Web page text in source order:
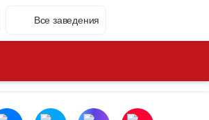
Все заведения